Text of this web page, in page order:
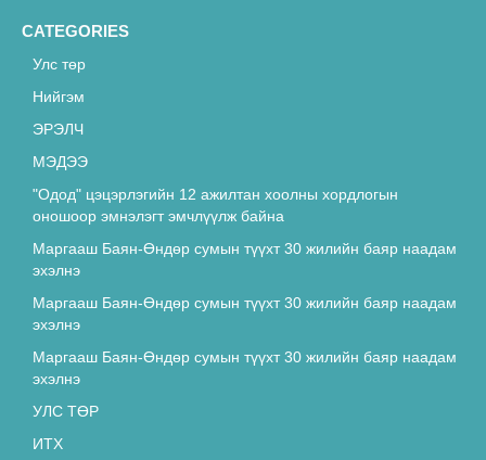
түдгэлзүүллээ
4642
ЗАЙЛШГҮЙ мэдэх ёстой зүйлс
4520
CATEGORIES
Улс төр
Нийгэм
ЭРЭЛЧ
МЭДЭЭ
"Одод" цэцэрлэгийн 12 ажилтан хоолны хордлогын
оношоор эмнэлэгт эмчлүүлж байна
Маргааш Баян-Өндөр сумын түүхт 30 жилийн баяр наадам
эхэлнэ
Маргааш Баян-Өндөр сумын түүхт 30 жилийн баяр наадам
эхэлнэ
Маргааш Баян-Өндөр сумын түүхт 30 жилийн баяр наадам
эхэлнэ
УЛС ТӨР
ИТХ